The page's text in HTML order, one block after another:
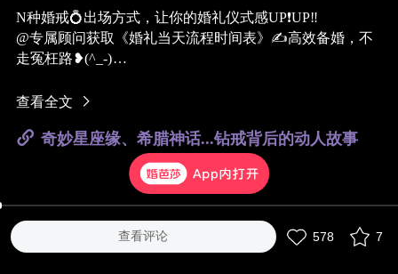
N种婚戒💍出场方式，让你的婚礼仪式感UP❗UP‼
@专属顾问获取《婚礼当天流程时间表》✍高效备婚，不
走冤枉路❥(^_-)
1️⃣木盒式戒枕2️⃣抱枕式戒枕3️⃣鲜花/绿式戒枕4️⃣天鹅绒戒盒
9️⃣透明戒盒
----------💍----------💍----------💍----------
▲交换戒指要熟记以下口诀↓
查看全文
奇妙星座缘、希腊神话...钻戒背后的动人故事
查看评论 578 7